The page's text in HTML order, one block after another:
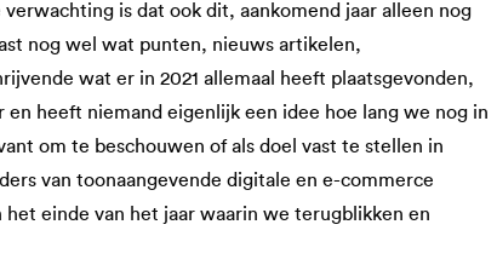
is dat ook dit, aankomend jaar alleen nog
nog wel wat punten, nieuws artikelen,
wat er in 2021 allemaal heeft plaatsgevonden,
heeft niemand eigenlijk een idee hoe lang we nog in
om te beschouwen of als doel vast te stellen in
van toonaangevende digitale en e-commerce
einde van het jaar waarin we terugblikken en